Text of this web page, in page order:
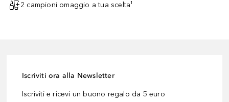
2 campioni omaggio a tua scelta¹
Iscriviti ora alla Newsletter
Iscriviti e ricevi un buono regalo da 5 euro